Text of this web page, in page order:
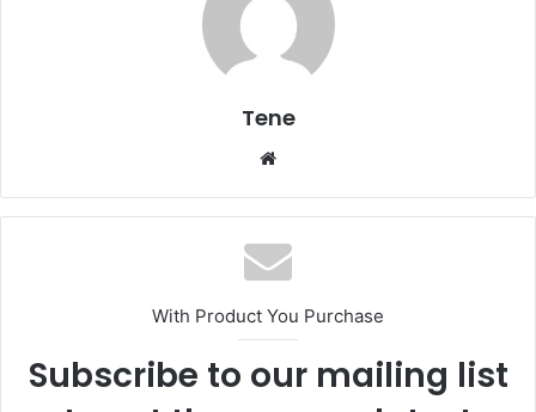
Tene
Website
With Product You Purchase
Subscribe to our mailing list